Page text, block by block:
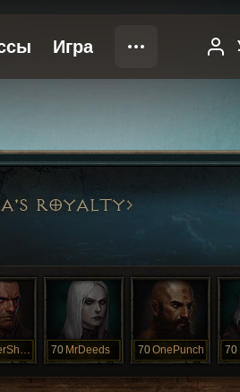
ROYALTY
LaserShow 70 MrDeeds 70OnePunch 70